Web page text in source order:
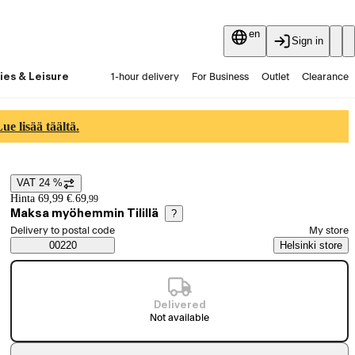
en
Sign in
& Leisure 1-hour delivery For Business Outlet Clearance
lisää täältä.
Price details
VAT 24 %
Hinta 69,99 €.69,99
Maksa myöhemmin Tilillä ?
Saatavuustiedot
Select order method
Delivery to postal code
00220
My store
Helsinki store
Delivered
Not available